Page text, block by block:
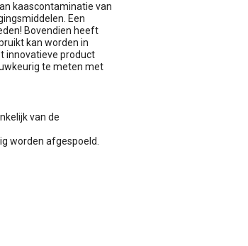
kaascontaminatie van
Een
Bovendien heeft
kan worden in
innovatieve product
te meten met
van de
worden afgespoeld.